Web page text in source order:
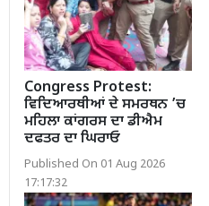
Congress Protest:
ਵਿਦਿਆਰਥੀਆਂ ਦੇ ਸਮਰਥਨ ’ਚ
ਮਹਿਲਾ ਕਾਂਗਰਸ ਦਾ ਡੀਐਮ
ਦਫਤਰ ਦਾ ਘਿਰਾਓ
Published On 01 Aug 2026
17:17:32